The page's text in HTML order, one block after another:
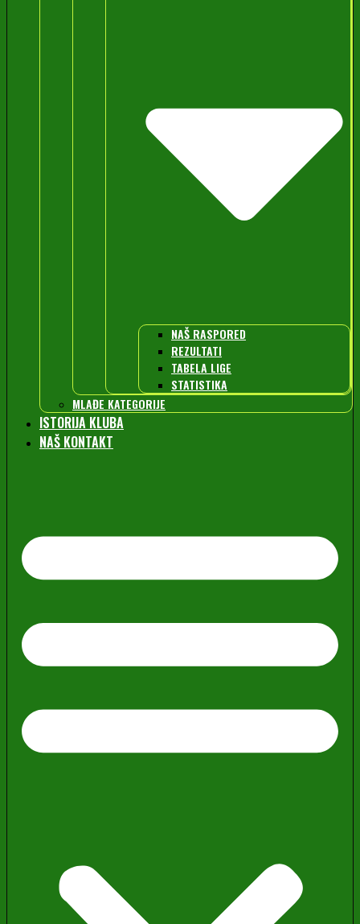
NAŠ RASPORED
REZULTATI
TABELA LIGE
STATISTIKA
MLAĐE KATEGORIJE
ISTORIJA KLUBA
NAŠ KONTAKT